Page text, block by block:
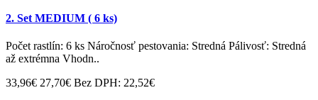
2. Set MEDIUM ( 6 ks)
Počet rastlín: 6 ks Náročnosť pestovania: Stredná Pálivosť: Stredná
až extrémna Vhodn..
33,96€ 27,70€ Bez DPH: 22,52€